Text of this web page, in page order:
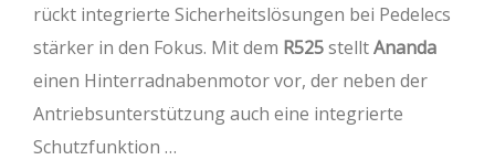
rückt integrierte Sicherheitslösungen bei Pedelecs
stärker in den Fokus. Mit dem R525stelltAnanda
einen Hinterradnabenmotor vor, der neben der
Antriebsunterstützung auch eine integrierte
Schutzfunktion …